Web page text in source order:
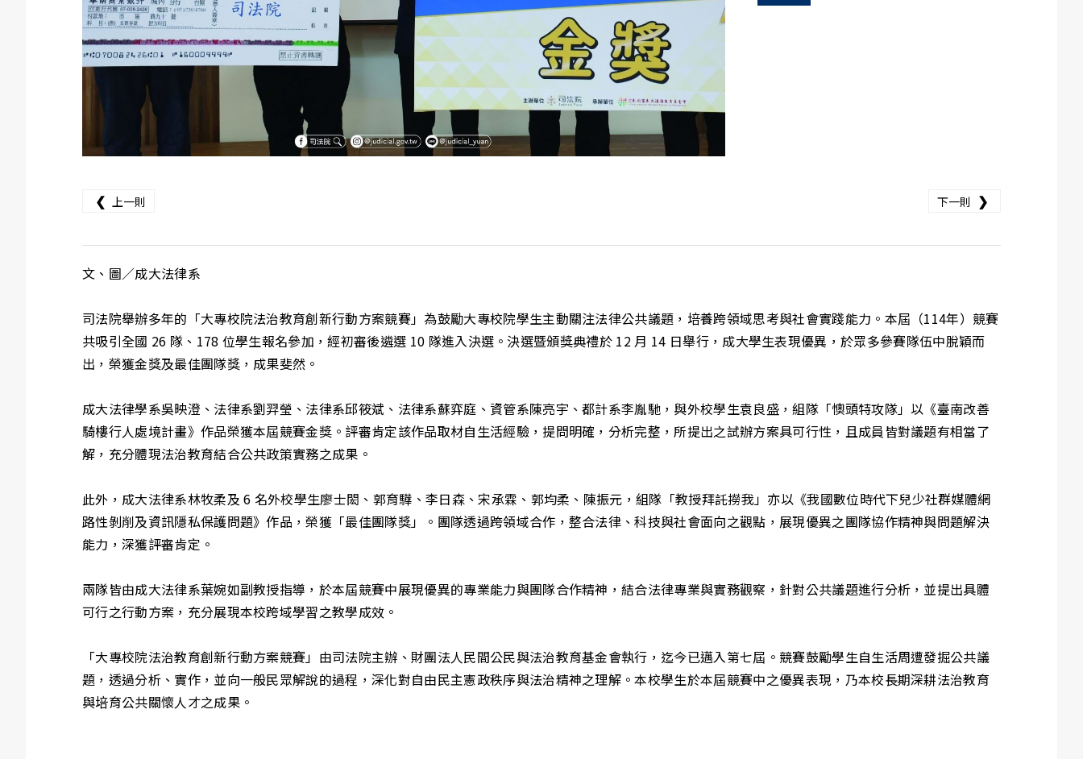
❮ 上一則 下一則 ❯
文、圖／成大法律系
司法院舉辦多年的「大專校院法治教育創新行動方案競賽」為鼓勵大專校院學生主動關注法律公共議題，培養跨領域思考與社會實踐能力。本屆（114年）競賽
共吸引全國 26 隊、178 位學生報名參加，經初審後遴選 10 隊進入決選。決選暨頒獎典禮於 12 月 14 日舉行，成大學生表現優異，於眾多參賽隊伍中脫穎而
出，榮獲金獎及最佳團隊獎，成果斐然。
成大法律學系吳映澄、法律系劉羿瑩、法律系邱筱斌、法律系蘇弈庭、資管系陳亮宇、都計系李胤馳，與外校學生袁良盛，組隊「懊頭特攻隊」以《臺南改善
騎樓行人處境計畫》作品榮獲本屆競賽金獎。評審肯定該作品取材自生活經驗，提問明確，分析完整，所提出之試辦方案具可行性，且成員皆對議題有相當了
解，充分體現法治教育結合公共政策實務之成果。
此外，成大法律系林牧柔及 6 名外校學生廖士閎、郭育驊、李日森、宋承霖、郭均柔、陳振元，組隊「教授拜託撈我」亦以《我國數位時代下兒少社群媒體網
路性剝削及資訊隱私保護問題》作品，榮獲「最佳團隊獎」。團隊透過跨領域合作，整合法律、科技與社會面向之觀點，展現優異之團隊協作精神與問題解決
能力，深獲評審肯定。
兩隊皆由成大法律系葉婉如副教授指導，於本屆競賽中展現優異的專業能力與團隊合作精神，結合法律專業與實務觀察，針對公共議題進行分析，並提出具體
可行之行動方案，充分展現本校跨域學習之教學成效。
「大專校院法治教育創新行動方案競賽」由司法院主辦、財團法人民間公民與法治教育基金會執行，迄今已邁入第七屆。競賽鼓勵學生自生活周遭發掘公共議
題，透過分析、實作，並向一般民眾解說的過程，深化對自由民主憲政秩序與法治精神之理解。本校學生於本屆競賽中之優異表現，乃本校長期深耕法治教育
與培育公共關懷人才之成果。